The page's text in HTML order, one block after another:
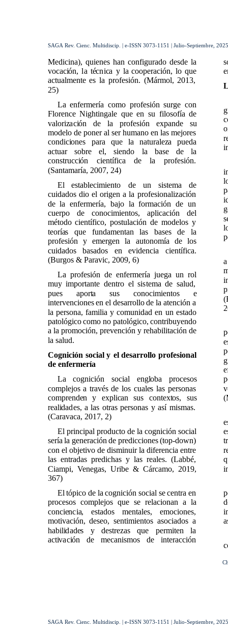
SAGA Rev. Cienc. Multidiscip. | e-ISSN 3073-1151 | Julio-Septiembre,
Medicina), quienes han configurado desde la
vocación, la técnica y la cooperación, lo que
actualmente es la profesión. (Mármol, 2013,
25)
La enfermería como profesión surge con
Florence Nightingale que en su filosofía de
valorización de la profesión expande su
modelo de poner al ser humano en las mejores
condiciones para que la naturaleza pueda
actuar sobre el, siendo la base de la
construcción científica de la profesión.
(Santamaría, 2007, 24)
El establecimiento de un sistema de
cuidados dio el origen a la profesionalización
de la enfermería, bajo la formación de un
cuerpo de conocimientos, aplicación del
método científico, postulación de modelos y
teorías que fundamentan las bases de la
profesión y emergen la autonomía de los
cuidados basados en evidencia científica.
(Burgos & Paravic, 2009, 6)
La profesión de enfermería juega un rol
muy importante dentro el sistema de salud,
pues aporta sus conocimientos e
intervenciones en el desarrollo de la atención a
la persona, familia y comunidad en un estado
patológico como no patológico, contribuyendo
a la promoción, prevención y rehabilitación de
la salud.
Cognición social y el desarrollo profesional
de enfermería
La cognición social engloba procesos
complejos a través de los cuales las personas
comprenden y explican sus contextos, sus
realidades, a las otras personas y así mismas.
(Caravaca, 2017, 2)
El principal producto de la cognición social
sería la generación de predicciones (top-down)
con el objetivo de disminuir la diferencia entre
las entradas predichas y las reales. (Labbé,
Ciampi, Venegas, Uribe & Cárcamo, 2019,
367)
El tópico de la cognición social se centra en
procesos complejos que se relacionan a la
conciencia, estados mentales, emociones,
motivación, deseo, sentimientos asociados a
habilidades y destrezas que permiten la
activación de mecanismos de interacción
SAGA Rev. Cienc. Multidiscip. | e-ISSN 3073-1151 | Julio-Septiembre,